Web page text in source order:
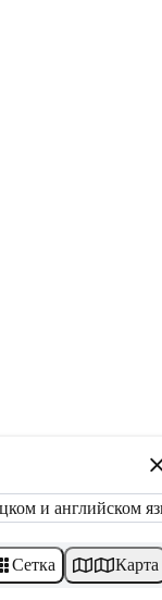
и английском
Сетка Карта